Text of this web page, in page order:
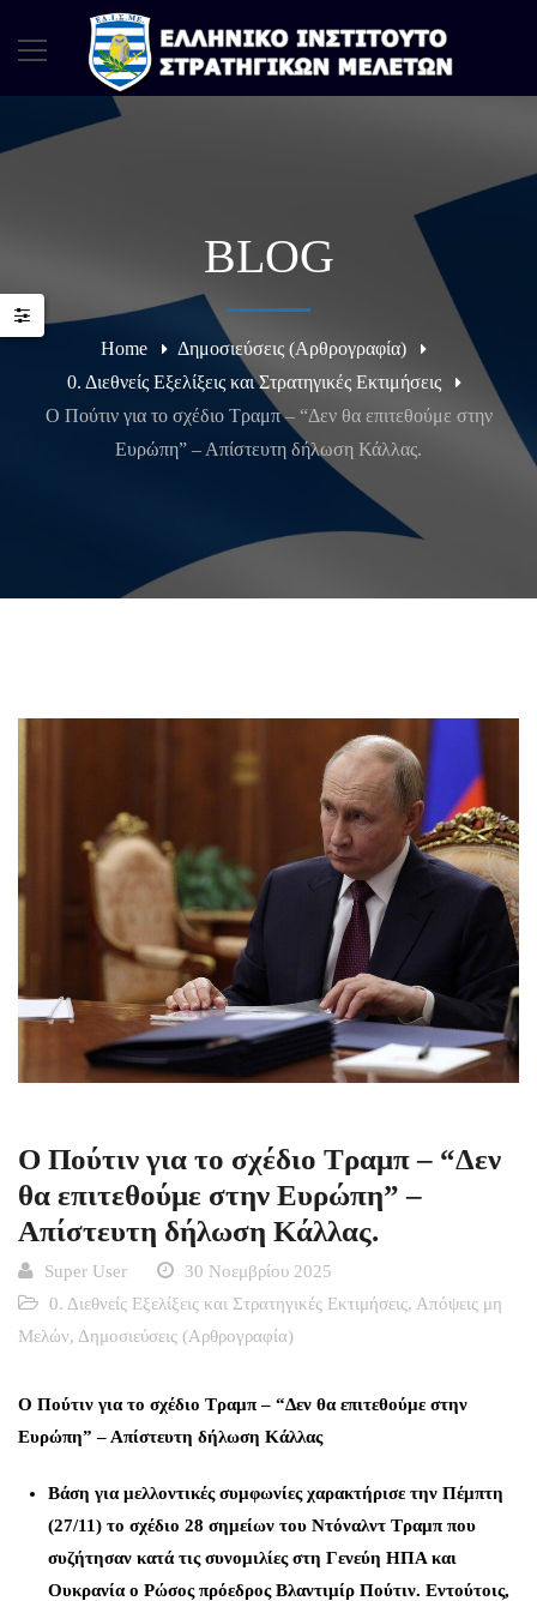
BLOG
Home
Δημοσιεύσεις (Αρθρογραφία)
0. Διεθνείς Εξελίξεις και Στρατηγικές Εκτιμήσεις
O Πούτιν για το σχέδιο Τραμπ – “Δεν θα επιτεθούμε στην
Ευρώπη” – Απίστευτη δήλωση Κάλλας.
O Πούτιν για το σχέδιο Τραμπ – “Δεν
θα επιτεθούμε στην Ευρώπη” –
Απίστευτη δήλωση Κάλλας.
Super User
30 Νοεμβρίου 2025
0. Διεθνείς Εξελίξεις και Στρατηγικές Εκτιμήσεις, Απόψεις μη
Μελών, Δημοσιεύσεις (Αρθρογραφία)
O Πούτιν για το σχέδιο Τραμπ – “Δεν θα επιτεθούμε στην
Ευρώπη” – Απίστευτη δήλωση Κάλλας
Βάση για μελλοντικές συμφωνίες χαρακτήρισε την Πέμπτη
(27/11) το σχέδιο 28 σημείων του Ντόναλντ Τραμπ που
συζήτησαν κατά τις συνομιλίες στη Γενεύη ΗΠΑ και
Ουκρανία ο Ρώσος πρόεδρος Βλαντιμίρ Πούτιν. Εντούτοις,